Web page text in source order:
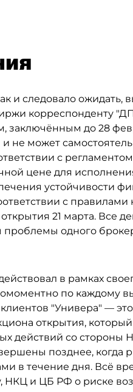
и следовало ожидать,
корреспонденту
заключённым до 28
не может
с
цене для
устойчивости
с правилами
21 марта. Все
одного
в рамках
по каждому
"Универа" —
открытия,
действий со стороны
позднее, когда
в течение дня. Всё
НКЦ и ЦБ РФ о риске